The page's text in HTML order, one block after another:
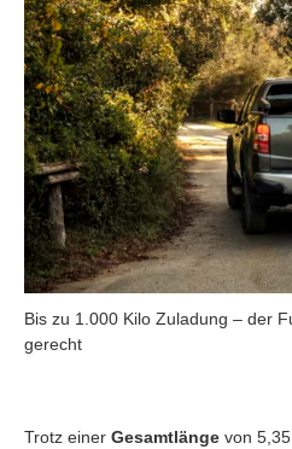
Bis zu 1.000 Kilo Zuladung – der
gerecht
Trotz einer Gesamtlänge von